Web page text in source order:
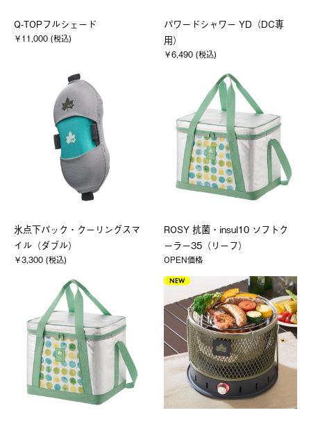
Q-TOPフルシェード
￥11,000 (税込)
パワードシャワー YD（DC専
用）
￥6,490 (税込)
氷点下パック・クーリングスマ
イル（ダブル）
￥3,300 (税込)
ROSY 抗菌・insul10 ソフトク
ーラー35（リーフ）
OPEN価格
NEW